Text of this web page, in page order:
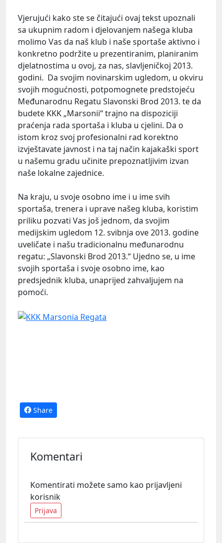
Vjerujući kako ste se čitajući ovaj tekst upoznali
sa ukupnim radom i djelovanjem našega kluba
molimo Vas da naš klub i naše sportaše aktivno i
konkretno podržite u prezentiranim, planiranim
djelatnostima u ovoj, za nas, slavljeničkoj 2013.
godini. Da svojim novinarskim ugledom, u okviru
svojih mogućnosti, potpomognete predstojeću
Međunarodnu Regatu Slavonski Brod 2013. te da
budete KKK „Marsonii“ trajno na dispoziciji
praćenja rada sportaša i kluba u cjelini. Da o
istom kroz svoj profesionalni rad korektno
izvještavate javnost i na taj način kajakaški sport
u našemu gradu učinite prepoznatljivim izvan
naše lokalne zajednice.
Na kraju, u svoje osobno ime i u ime svih
sportaša, trenera i uprave našeg kluba, koristim
priliku pozvati Vas još jednom, da svojim
medijskim ugledom 12. svibnja ove 2013. godine
uveličate i našu tradicionalnu međunarodnu
regatu: „Slavonski Brod 2013.“ Ujedno se, u ime
svojih sportaša i svoje osobno ime, kao
predsjednik kluba, unaprijed zahvaljujem na
pomoći.
Share
Komentari
Komentirati možete samo kao prijavljeni
korisnik
Prijava